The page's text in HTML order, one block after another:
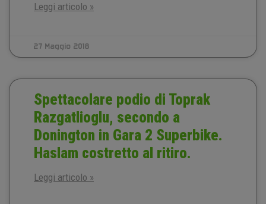
Leggi articolo »
27 Maggio 2018
Spettacolare podio di Toprak
Razgatlioglu, secondo a
Donington in Gara 2 Superbike.
Haslam costretto al ritiro.
Leggi articolo »